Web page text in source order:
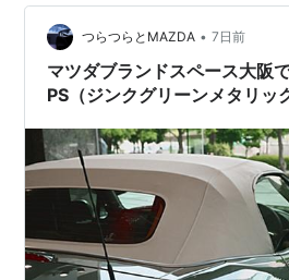
つらつらとMAZDA • 7日前
マツダブランドスペース大阪
PS（ジンクグリーンメタリ